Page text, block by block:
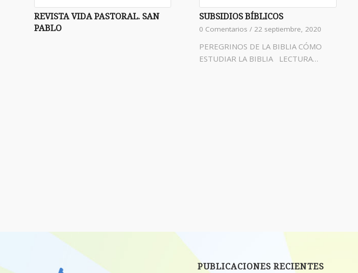
REVISTA VIDA PASTORAL. SAN
PABLO
SUBSIDIOS BÍBLICOS
0 Comentarios / 22 septiembre, 2020
PEREGRINOS DE LA BIBLIA CÓMO
ESTUDIAR LA BIBLIA LECTURA…
PUBLICACIONES RECIENTES